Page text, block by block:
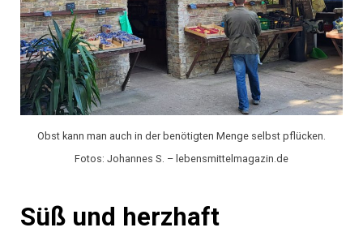
Obst kann man auch in der benötigten Menge selbst pflücken.
Fotos: Johannes S. – lebensmittelmagazin.de
Süß und herzhaft